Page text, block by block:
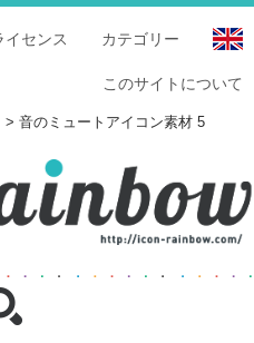
カテゴリー
イセンス
このサイトについて
> 音のミュートアイコン素材 5